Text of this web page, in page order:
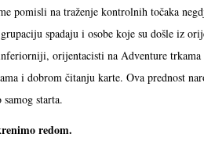
pomisli na traženje kontrolnih točaka
spadaju i osobe koje su došle iz
orijentacisti na Adventure
i dobrom čitanju karte. Ova prednost
starta.
redom.